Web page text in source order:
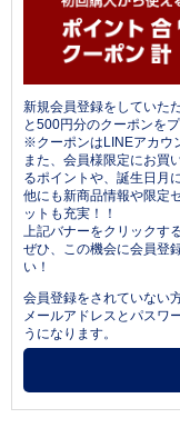
新規会員登録をしていた
と500円分のクーポンを
※クーポンはLINEアカウ
また、会員様限定にお買
るポイントや、誕生日月
他にも新商品情報や限定
ットも充実！！
上記バナーをクリックす
ぜひ、この機会に会員登
い！
会員登録をされていない
メールアドレスとパスワ
うになります。